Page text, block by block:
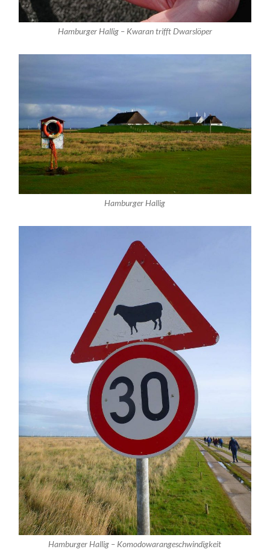
Hamburger Hallig – Kwaran trifft Dwarslöper
Hamburger Hallig
Hamburger Hallig – Komodowarangeschwindigkeit